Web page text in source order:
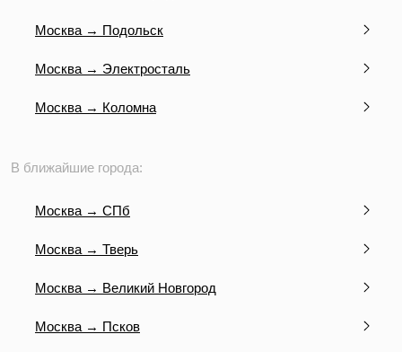
Москва → Подольск
Москва → Электросталь
Москва → Коломна
В ближайшие города:
Москва → СПб
Москва → Тверь
Москва → Великий Новгород
Москва → Псков